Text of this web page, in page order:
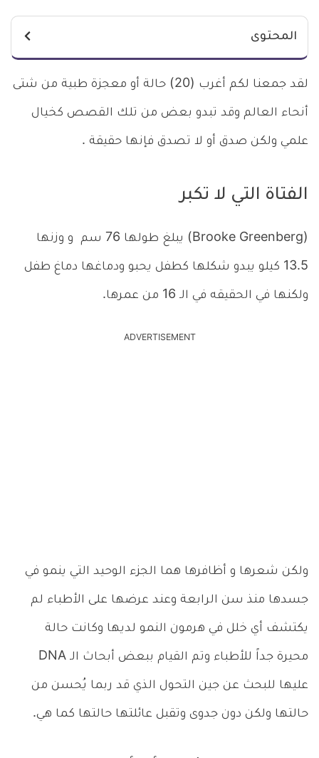
المحتوى
لقد جمعنا لكم أغرب (20) حالة أو معجزة طبية من شتى
أنحاء العالم وقد تبدو بعض من تلك القصص كخيال
علمي ولكن صدق أو لا تصدق فإنها حقيقة .
الفتاة التي لا تكبر
(Brooke Greenberg) يبلغ طولها 76 سم و وزنها
13.5 كيلو يبدو شكلها كطفل يحبو ودماغها دماغ طفل
ولكنها في الحقيقه في الـ 16 من عمرها.
ADVERTISEMENT
ولكن شعرها و أظافرها هما الجزء الوحيد التي ينمو في
جسدها منذ سن الرابعة وعند عرضها على الأطباء لم
يكتشف أي خلل في هرمون النمو لديها وكانت حالة
محيرة جداً للأطباء وتم القيام ببعض أبحاث الـ DNA
عليها للبحث عن جين التحول الذي قد ربما يُحسن من
حالتها ولكن دون جدوى وتقبل عائلتها حالتها كما هي.